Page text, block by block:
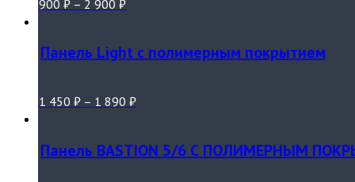
900 ₽ – 2 900 ₽
Панель Light с полимерным покрытием
1 450 ₽ – 1 890 ₽
Панель BASTION 5/6 С ПОЛИМЕРНЫМ